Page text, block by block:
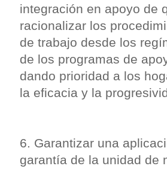
integración en apoyo de
racionalizar los
de trabajo desde los
de los programas de
dando prioridad a los
la eficacia y la
6. Garantizar una
garantía de la unidad de